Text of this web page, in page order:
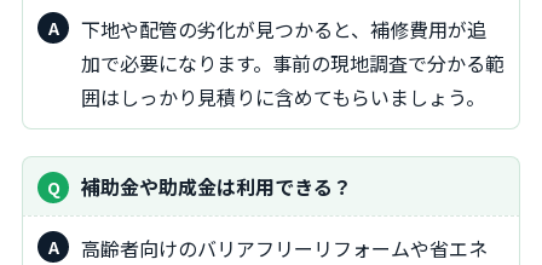
下地や配管の劣化が見つかると、補修費用が追
加で必要になります。事前の現地調査で分かる範
囲はしっかり見積りに含めてもらいましょう。
補助金や助成金は利用できる？
高齢者向けのバリアフリーリフォームや省エネ